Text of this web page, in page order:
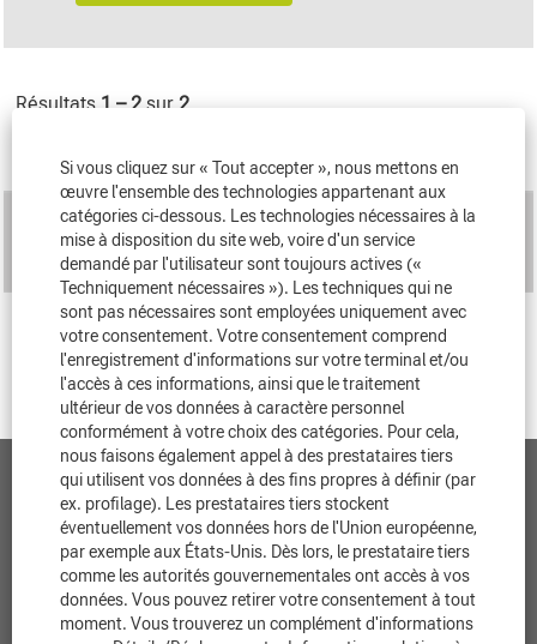
Si vous cliquez sur « Tout accepter », nous mettons en
œuvre l'ensemble des technologies appartenant aux
catégories ci-dessous. Les technologies nécessaires à la
mise à disposition du site web, voire d'un service
demandé par l'utilisateur sont toujours actives («
Techniquement nécessaires »). Les techniques qui ne
sont pas nécessaires sont employées uniquement avec
votre consentement. Votre consentement comprend
l'enregistrement d'informations sur votre terminal et/ou
l'accès à ces informations, ainsi que le traitement
ultérieur de vos données à caractère personnel
conformément à votre choix des catégories. Pour cela,
nous faisons également appel à des prestataires tiers
qui utilisent vos données à des fins propres à définir (par
ex. profilage). Les prestataires tiers stockent
éventuellement vos données hors de l'Union européenne,
par exemple aux États-Unis. Dès lors, le prestataire tiers
comme les autorités gouvernementales ont accès à vos
données. Vous pouvez retirer votre consentement à tout
moment. Vous trouverez un complément d'informations
Résultats 1 – 2 sur 2
Design Engineer
Research & Development
Törökszentmiklos, HU, 5200
Agricultural Machinery Test Technician COOP 2027 Season
Research & Development
Omaha, NE, US, 68138
Contact
Protection des données
Avis juridique